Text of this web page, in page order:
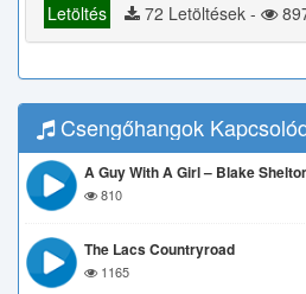
Letöltés 72 Letöltések -
Csengőhangok
A Guy With A Girl – Blake
810
The Lacs Countryroad
1165